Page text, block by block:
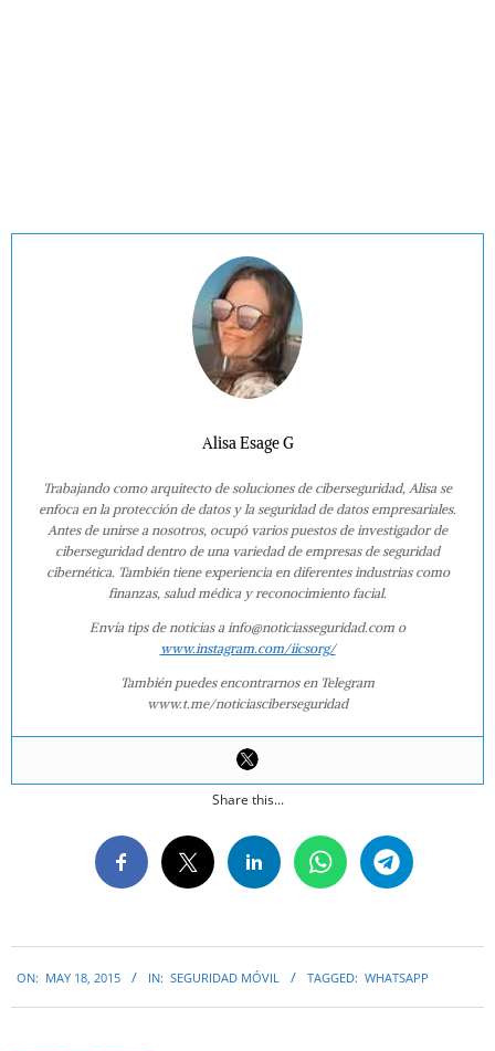
Alisa Esage G
Trabajando como arquitecto de soluciones de ciberseguridad, Alisa se
enfoca en la protección de datos y la seguridad de datos empresariales.
Antes de unirse a nosotros, ocupó varios puestos de investigador de
ciberseguridad dentro de una variedad de empresas de seguridad
cibernética. También tiene experiencia en diferentes industrias como
finanzas, salud médica y reconocimiento facial.
Envía tips de noticias a info@noticiasseguridad.com o
www.instagram.com/iicsorg/
También puedes encontrarnos en Telegram
www.t.me/noticiasciberseguridad
Share this...
05-
18
ON: MAY 18, 2015 IN: SEGURIDAD MÓVIL TAGGED: WHATSAPP